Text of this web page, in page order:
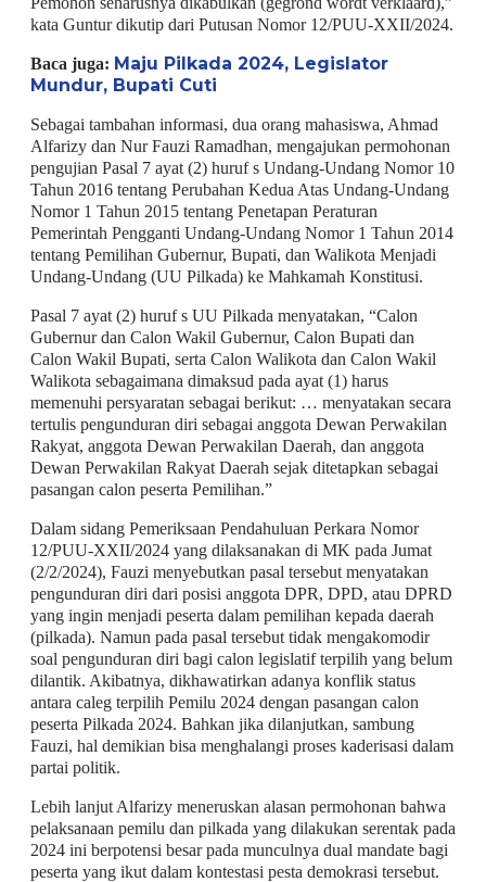
kata Guntur dikutip dari Putusan Nomor 12/PUU-XXII/2024.
Baca juga: Maju Pilkada 2024, Legislator
Mundur, Bupati Cuti
Sebagai tambahan informasi, dua orang mahasiswa, Ahmad
Alfarizy dan Nur Fauzi Ramadhan, mengajukan permohonan
pengujian Pasal 7 ayat (2) huruf s Undang-Undang Nomor 10
Tahun 2016 tentang Perubahan Kedua Atas Undang-Undang
Nomor 1 Tahun 2015 tentang Penetapan Peraturan
Pemerintah Pengganti Undang-Undang Nomor 1 Tahun 2014
tentang Pemilihan Gubernur, Bupati, dan Walikota Menjadi
Undang-Undang (UU Pilkada) ke Mahkamah Konstitusi.
Pasal 7 ayat (2) huruf s UU Pilkada menyatakan, “Calon
Gubernur dan Calon Wakil Gubernur, Calon Bupati dan
Calon Wakil Bupati, serta Calon Walikota dan Calon Wakil
Walikota sebagaimana dimaksud pada ayat (1) harus
memenuhi persyaratan sebagai berikut: … menyatakan secara
tertulis pengunduran diri sebagai anggota Dewan Perwakilan
Rakyat, anggota Dewan Perwakilan Daerah, dan anggota
Dewan Perwakilan Rakyat Daerah sejak ditetapkan sebagai
pasangan calon peserta Pemilihan.”
Dalam sidang Pemeriksaan Pendahuluan Perkara Nomor
12/PUU-XXII/2024 yang dilaksanakan di MK pada Jumat
(2/2/2024), Fauzi menyebutkan pasal tersebut menyatakan
pengunduran diri dari posisi anggota DPR, DPD, atau DPRD
yang ingin menjadi peserta dalam pemilihan kepada daerah
(pilkada). Namun pada pasal tersebut tidak mengakomodir
soal pengunduran diri bagi calon legislatif terpilih yang belum
dilantik. Akibatnya, dikhawatirkan adanya konflik status
antara caleg terpilih Pemilu 2024 dengan pasangan calon
peserta Pilkada 2024. Bahkan jika dilanjutkan, sambung
Fauzi, hal demikian bisa menghalangi proses kaderisasi dalam
partai politik.
Lebih lanjut Alfarizy meneruskan alasan permohonan bahwa
pelaksanaan pemilu dan pilkada yang dilakukan serentak pada
2024 ini berpotensi besar pada munculnya dual mandate bagi
peserta yang ikut dalam kontestasi pesta demokrasi tersebut.